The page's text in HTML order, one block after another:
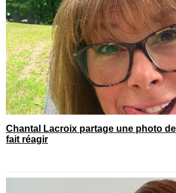
Chantal Lacroix partage une photo
fait réagir